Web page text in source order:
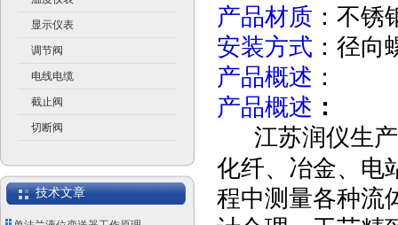
显示仪表
调节阀
电线电缆
截止阀
切断阀
技术文章
产品材质 ：不锈
安装方式 ：径
产品概述 ：
产品概述 ：
江苏润仪生
化纤、冶金、电
程中测量各种流